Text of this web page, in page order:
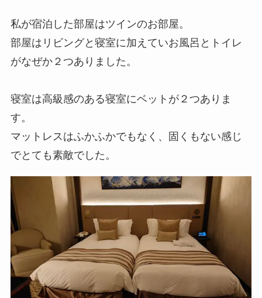
私が宿泊した部屋はツインのお部屋。
部屋はリビングと寝室に加えていお風呂とトイレ
がなぜか２つありました。
寝室は高級感のある寝室にベットが２つありま
す。
マットレスはふかふかでもなく、固くもない感じ
でとても素敵でした。